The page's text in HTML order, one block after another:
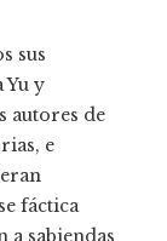
sus
Yu y
autores de
e
fáctica
a sabiendas